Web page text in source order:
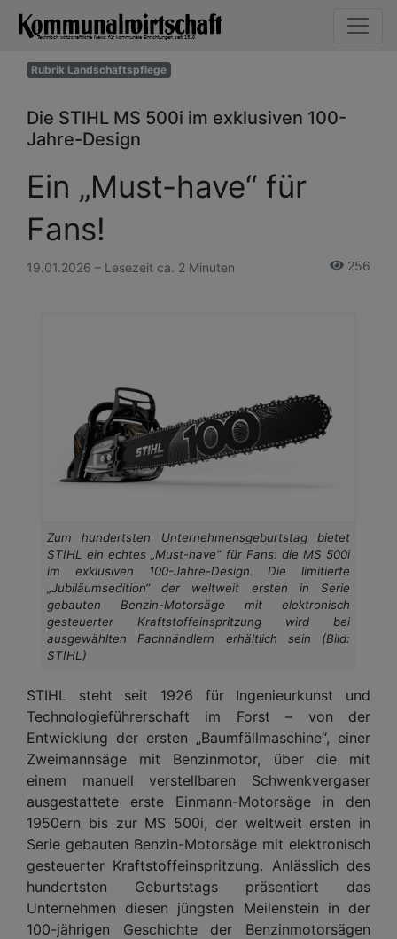
Rubrik Landschaftspflege
Die STIHL MS 500i im exklusiven 100-
Jahre-Design
Ein „Must-have“ für
Fans!
19.01.2026 – Lesezeit ca. 2 Minuten 256
Zum hundertsten Unternehmensgeburtstag bietet
STIHL ein echtes „Must-have“ für Fans: die MS 500i
im exklusiven 100-Jahre-Design. Die limitierte
„Jubiläumsedition“ der weltweit ersten in Serie
gebauten Benzin-Motorsäge mit elektronisch
gesteuerter Kraftstoffeinspritzung wird bei
ausgewählten Fachhändlern erhältlich sein (Bild:
STIHL)
STIHL steht seit 1926 für Ingenieurkunst und
Technologieführerschaft im Forst – von der
Entwicklung der ersten „Baumfällmaschine“, einer
Zweimannsäge mit Benzinmotor, über die mit
einem manuell verstellbaren Schwenkvergaser
ausgestattete erste Einmann-Motorsäge in den
1950ern bis zur MS 500i, der weltweit ersten in
Serie gebauten Benzin-Motorsäge mit elektronisch
gesteuerter Kraftstoffeinspritzung. Anlässlich des
hundertsten Geburtstags präsentiert das
Unternehmen diesen jüngsten Meilenstein in der
100-jährigen Geschichte der Benzinmotorsägen